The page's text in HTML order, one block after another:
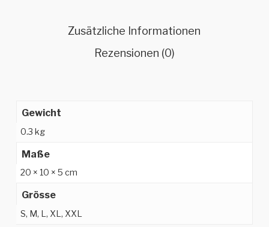
Zusätzliche Informationen
Rezensionen (0)
Gewicht
0.3 kg
Maße
20 × 10 × 5 cm
Grösse
S, M, L, XL, XXL